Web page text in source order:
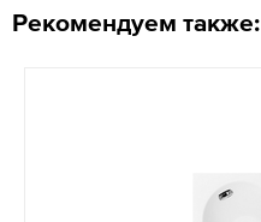
Рекомендуем также: